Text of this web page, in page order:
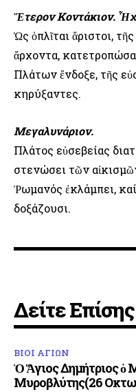
Ἕτερον Κοντάκιον.
Ὡς ὁπλῖται ἄριστοι,
ἄρχοντα,
Πλάτων ἔνδοξε, τῆς
κηρύξαντες.
Μεγαλυνάριον.
Πλάτος εὐσεβείας
στενώσει τῶν
Ῥωμανός ἐκλάμπει,
δοξάζουσι.
Δείτε Επίσης
ΒΙΟΙ ΑΓΙΩΝ
Ὁ Ἅγιος Δημήτριος ὁ
Μυροβλύτης(26